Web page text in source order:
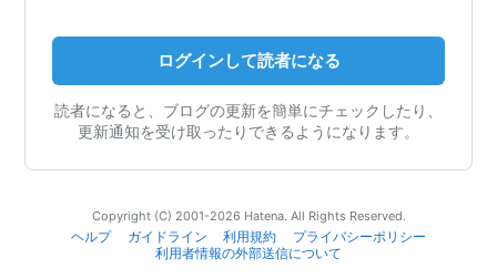
ログインして読者になる
読者になると、ブログの更新を簡単にチェックしたり、
更新通知を受け取ったりできるようになります。
Copyright (C) 2001-2026 Hatena. All Rights Reserved.
ヘルプ
ガイドライン 利用規約
プライバシーポリシー
利用者情報の外部送信について